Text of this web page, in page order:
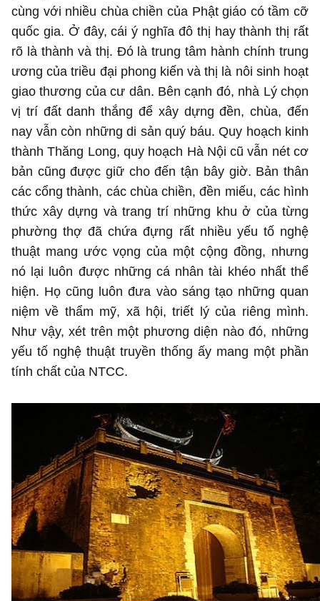
cùng với nhiều chùa chiền của Phật giáo có tầm cỡ
quốc gia. Ở đây, cái ý nghĩa đô thị hay thành thị rất
rõ là thành và thị. Đó là trung tâm hành chính trung
ương của triều đại phong kiến và thị là nôi sinh hoạt
giao thương của cư dân. Bên cạnh đó, nhà Lý chọn
vị trí đất danh thắng để xây dựng đền, chùa, đến
nay vẫn còn những di sản quý báu. Quy hoạch kinh
thành Thăng Long, quy hoạch Hà Nội cũ vẫn nét cơ
bản cũng được giữ cho đến tận bây giờ. Bản thân
các cổng thành, các chùa chiền, đền miếu, các hình
thức xây dựng và trang trí những khu ở của từng
phường thợ đã chứa đựng rất nhiều yếu tố nghệ
thuật mang ước vọng của một cộng đồng, nhưng
nó lại luôn được những cá nhân tài khéo nhất thể
hiện. Họ cũng luôn đưa vào sáng tạo những quan
niệm về thẩm mỹ, xã hội, triết lý của riêng mình.
Như vậy, xét trên một phương diện nào đó, những
yếu tố nghệ thuật truyền thống ấy mang một phần
tính chất của NTCC.